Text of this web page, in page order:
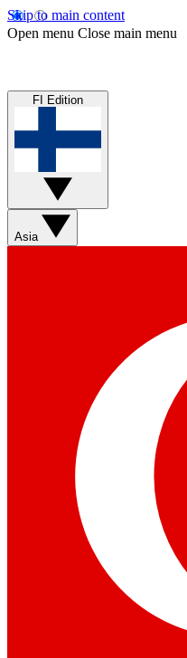
Skip to main content
Open menu Close main menu
FI Edition
Asia